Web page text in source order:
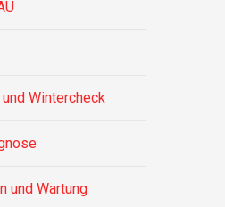
Wintercheck
und Wartung